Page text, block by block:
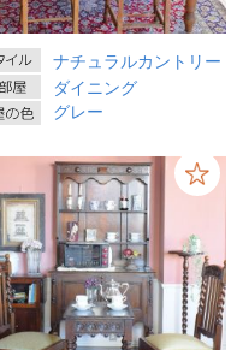
ナチュラルカントリー
ダイニング
グレー